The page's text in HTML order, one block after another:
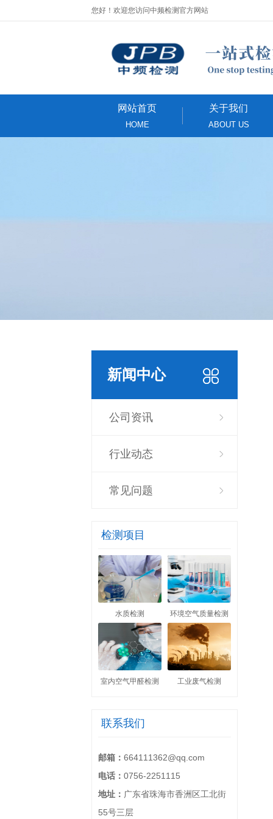
您好！欢迎您访问中频检测官方网站
网站首页
HOME
关于我们
ABOUT US
新闻中心
公司资讯
行业动态
常见问题
检测项目
水质检测 环境空气质量检测
室内空气甲醛检测 工业废气检测
联系我们
邮箱： 664111362@qq.com
电话： 0756-2251115
地址： 广东省珠海市香洲区工北街
55号三层